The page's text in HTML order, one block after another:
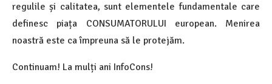
regulile și calitatea, sunt elementele fundamentale care
definesc piața CONSUMATORULUI european. Menirea
noastră este ca împreuna să le protejăm.
Continuam! La mulți ani InfoCons!